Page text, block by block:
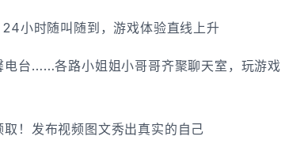
小时随叫随到，游戏体验直线上升
台……各路小姐姐小哥哥齐聚聊天室，玩游戏
！发布视频图文秀出真实的自己